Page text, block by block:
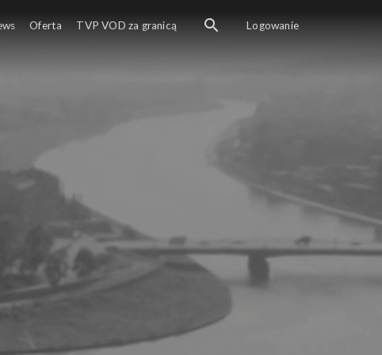
Oferta TVP VOD za granicą Logowanie